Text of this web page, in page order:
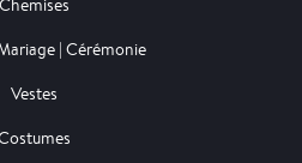
Chemises
| Cérémonie
Vestes